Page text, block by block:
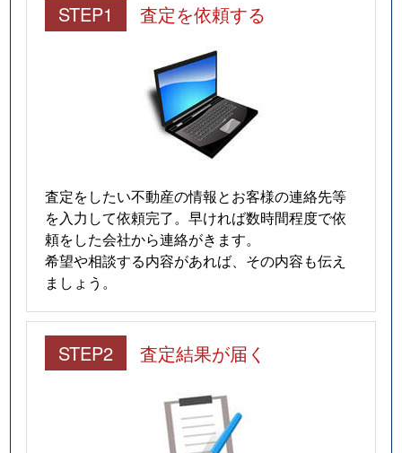
STEP1 査定を依頼する
査定をしたい不動産の情報とお客様の連絡先等
を入力して依頼完了。早ければ数時間程度で依
頼をした会社から連絡がきます。
希望や相談する内容があれば、その内容も伝え
ましょう。
STEP2 査定結果が届く